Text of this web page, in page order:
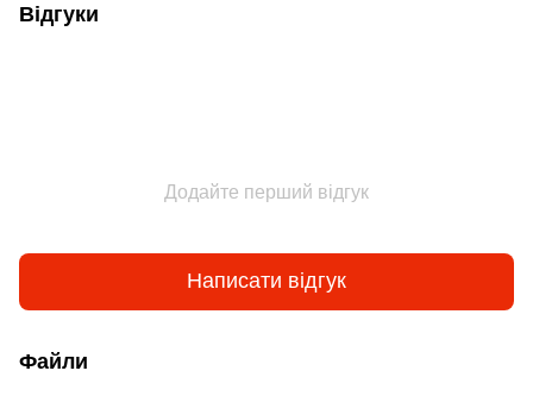
Відгуки
Додайте перший відгук
Написати відгук
Файли